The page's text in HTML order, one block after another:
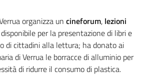
organizza un cineforum, lezioni
per la presentazione di libri e
di cittadini alla lettura; ha donato ai
di Verrua le borracce di alluminio per
di ridurre il consumo di plastica.